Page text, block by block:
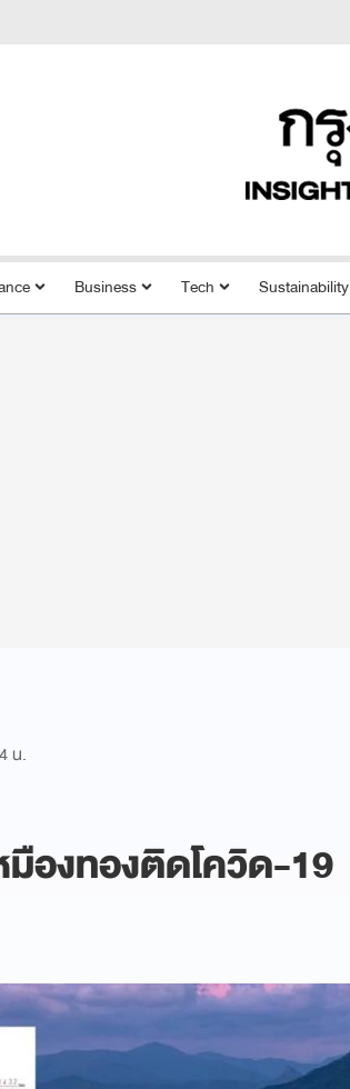
Business Tech Sustainability
น.
มืองทองติดโควิด-19